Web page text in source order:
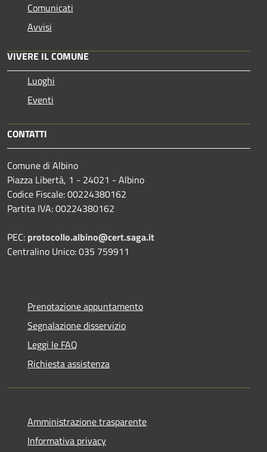
Comunicati
Avvisi
VIVERE IL COMUNE
Luoghi
Eventi
CONTATTI
Comune di Albino
Piazza Libertà, 1 - 24021 - Albino
Codice Fiscale: 00224380162
Partita IVA: 00224380162
PEC: protocollo.albino@cert.saga.it
Centralino Unico: 035 759911
Prenotazione appuntamento
Segnalazione disservizio
Leggi le FAQ
Richiesta assistenza
Amministrazione trasparente
Informativa privacy